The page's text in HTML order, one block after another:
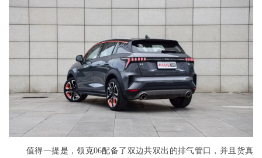
值得一提是，领克06配备了双边共双出的排气管口，并且货真